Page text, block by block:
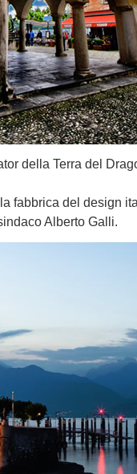
della Terra del
fabbrica del design
Alberto Galli.